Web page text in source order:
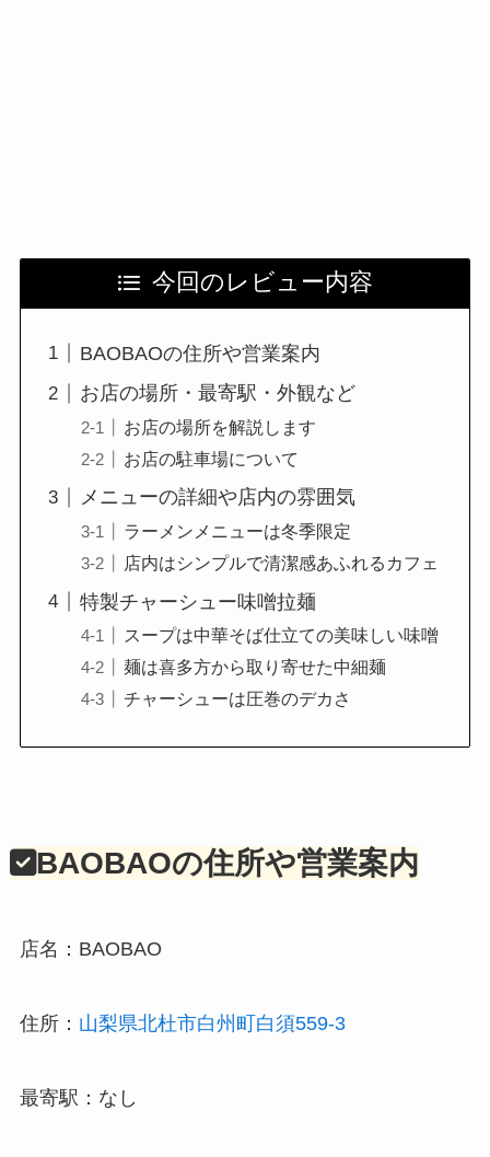
今回のレビュー内容
BAOBAOの住所や営業案内
お店の場所・最寄駅・外観など
お店の場所を解説します
お店の駐車場について
メニューの詳細や店内の雰囲気
ラーメンメニューは冬季限定
店内はシンプルで清潔感あふれるカフェ
特製チャーシュー味噌拉麺
スープは中華そば仕立ての美味しい味噌
麺は喜多方から取り寄せた中細麺
チャーシューは圧巻のデカさ
BAOBAOの住所や営業案内
店名：BAOBAO
住所： 山梨県北杜市白州町白須559-3
最寄駅：なし